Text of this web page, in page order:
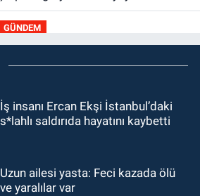
alındı
GÜNDEM
18:32İşçi lideri Şemsi Denizer
kabri başında anıldı
16:39
15:103. Lig 1. Grup’ta program
İş insanı Ercan Ekşi İstanbul’daki
s*lahlı saldırıda hayatını kaybetti
Uzun ailesi yasta: Feci kazada ölü
ve yaralılar var